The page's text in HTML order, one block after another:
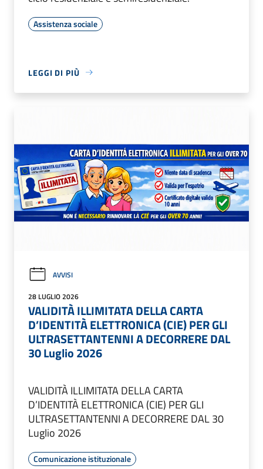
Assistenza sociale
LEGGI DI PIÙ
AVVISI
28 LUGLIO 2026
VALIDITÀ ILLIMITATA DELLA CARTA
D’IDENTITÀ ELETTRONICA (CIE) PER GLI
ULTRASETTANTENNI A DECORRERE DAL
30 Luglio 2026
VALIDITÀ ILLIMITATA DELLA CARTA
D’IDENTITÀ ELETTRONICA (CIE) PER GLI
ULTRASETTANTENNI A DECORRERE DAL 30
Luglio 2026
Comunicazione istituzionale